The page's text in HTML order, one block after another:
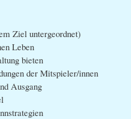
Ziel untergeordnet)
Leben
bieten
der Mitspieler/innen
Ausgang